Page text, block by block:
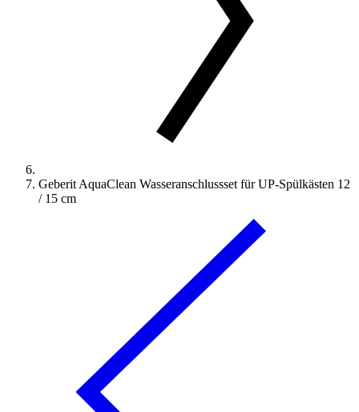
Geberit AquaClean Wasseranschlussset für UP-Spülkästen 12
/ 15 cm